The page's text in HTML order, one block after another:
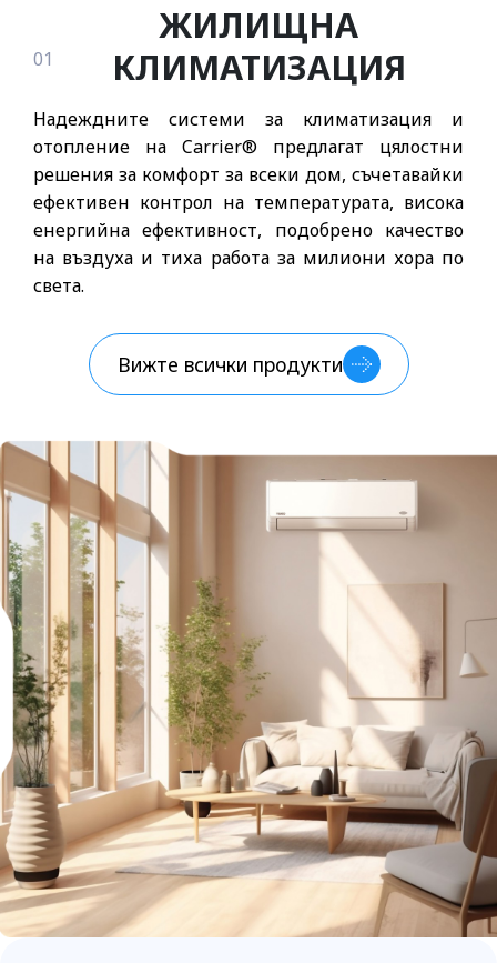
01
ЖИЛИЩНА
КЛИМАТИЗАЦИЯ
Надеждните системи за климатизация и
отопление на Carrier® предлагат цялостни
решения за комфорт за всеки дом, съчетавайки
ефективен контрол на температурата, висока
енергийна ефективност, подобрено качество
на въздуха и тиха работа за милиони хора по
света.
Вижте всички продукти